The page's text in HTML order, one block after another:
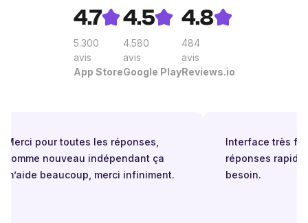
4.7
5.300
avis
App Store
4.5
4.580
avis
Google Play
4.8
484
avis
Reviews.io
pour toutes les réponses,
nouveau indépendant ça
beaucoup, merci infiniment.
Interface très
réponses rapides
besoin.